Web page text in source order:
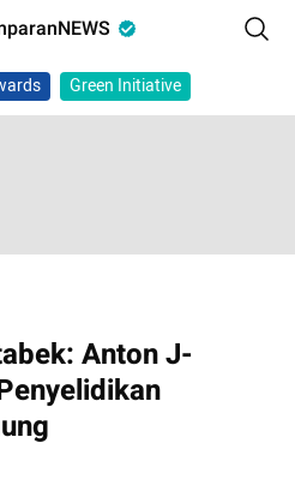
Green Initiative
Anton J-